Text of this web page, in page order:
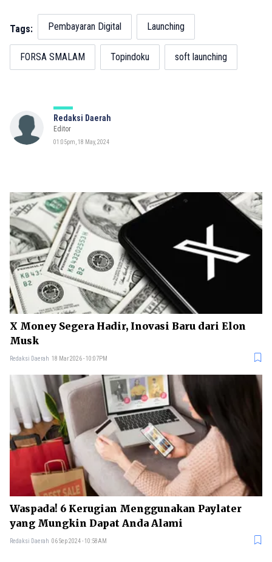
Tags: Pembayaran Digital Launching
FORSA SMALAM Topindoku soft launching
Redaksi Daerah
Editor
01:05pm, 18 May, 2024
X Money Segera Hadir, Inovasi Baru dari Elon
Musk
Redaksi Daerah 18 Mar 2026 - 10:07PM
Waspada! 6 Kerugian Menggunakan Paylater
yang Mungkin Dapat Anda Alami
Redaksi Daerah 06 Sep 2024 - 10:58AM